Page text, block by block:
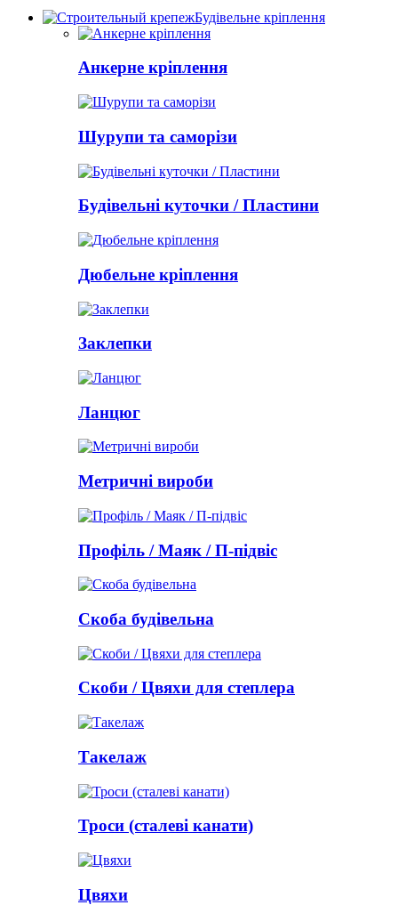
Будівельне кріплення
Анкерне кріплення
Шурупи та саморізи
Будівельні куточки / Пластини
Дюбельне кріплення
Заклепки
Ланцюг
Метричні вироби
Профіль / Маяк / П-підвіс
Скоба будівельна
Скоби / Цвяхи для степлера
Такелаж
Троси (сталеві канати)
Цвяхи